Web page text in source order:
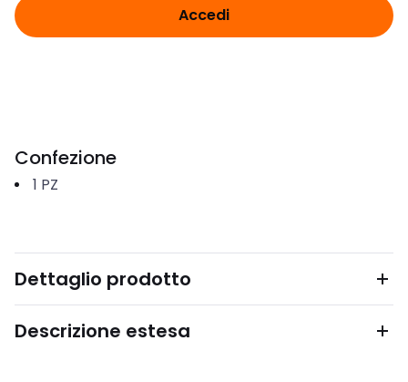
Accedi
Confezione
1 PZ
Dettaglio prodotto
Descrizione estesa